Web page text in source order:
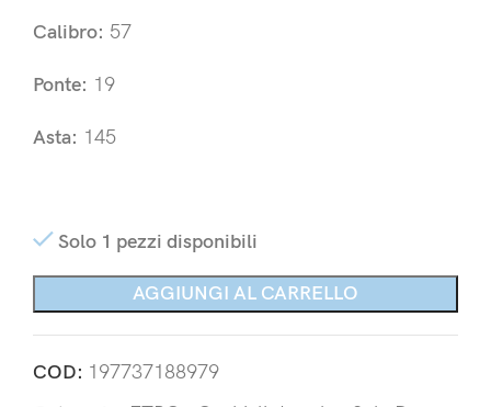
Calibro: 57
Ponte: 19
Asta: 145
Solo 1 pezzi disponibili
AGGIUNGI AL CARRELLO
COD: 197737188979